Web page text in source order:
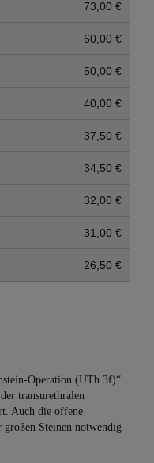
73,00 €
60,00 €
50,00 €
40,00 €
37,50 €
34,50 €
32,00 €
31,00 €
26,50 €
Operation (UTh 3f)“
transurethralen
Auch die offene
großen Steinen notwendig